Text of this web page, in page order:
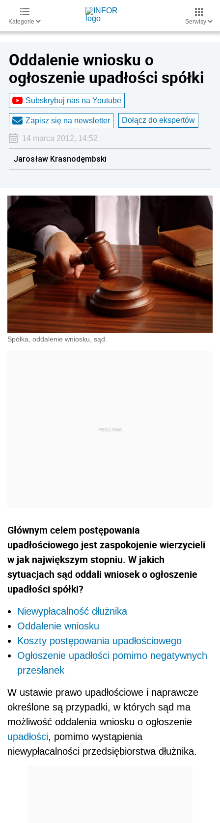
Kategorie Serwisy
Oddalenie wniosku o
ogłoszenie upadłości spółki
Subskrybuj nas na Youtube
Zapisz się na newsletter Dołącz do ekspertów
14 marca 2012, 14:52
Jarosław Krasnodęmbski
Spółka, oddalenie wniosku, sąd.
Głównym celem postępowania
upadłościowego jest zaspokojenie wierzycieli
w jak największym stopniu. W jakich
sytuacjach sąd oddali wniosek o ogłoszenie
upadłości spółki?
Niewypłacalność dłużnika
Oddalenie wniosku
Koszty postępowania upadłościowego
Ogłoszenie upadłości pomimo negatywnych
przesłanek
W ustawie prawo upadłościowe i naprawcze
określone są przypadki, w których sąd ma
możliwość oddalenia wniosku o ogłoszenie
upadłości, pomimo wystąpienia
niewypłacalności przedsiębiorstwa dłużnika.